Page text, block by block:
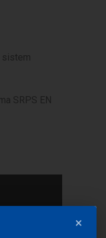
sistem
SRPS EN
×